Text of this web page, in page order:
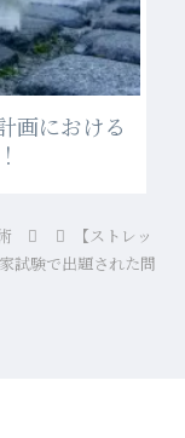
画における
【ストレッ
試験で出題された問